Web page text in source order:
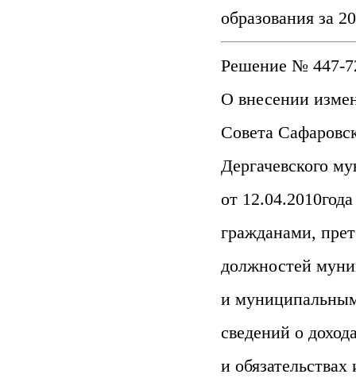
образования за
Решение № 447-
О внесении
Совета
Дергачевского
от
гражданами,
должностей
и
сведений о
и